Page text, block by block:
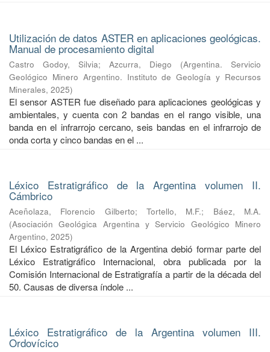
Utilización de datos ASTER en aplicaciones geológicas.
Manual de procesamiento digital
Castro Godoy, Silvia; Azcurra, Diego (Argentina. Servicio
Geológico Minero Argentino. Instituto de Geología y Recursos
Minerales, 2025)
El sensor ASTER fue diseñado para aplicaciones geológicas y
ambientales, y cuenta con 2 bandas en el rango visible, una
banda en el infrarrojo cercano, seis bandas en el infrarrojo de
onda corta y cinco bandas en el ...
Léxico Estratigráfico de la Argentina volumen II.
Cámbrico
Aceñolaza, Florencio Gilberto;Tortello, M.F.; Báez, M.A.
(Asociación Geológica Argentina y Servicio Geológico Minero
Argentino, 2025)
El Léxico Estratigráfico de la Argentina debió formar parte del
Léxico Estratigráfico Internacional, obra publicada por la
Comisión Internacional de Estratigrafía a partir de la década del
50. Causas de diversa índole ...
Léxico Estratigráfico de la Argentina volumen III.
Ordovícico